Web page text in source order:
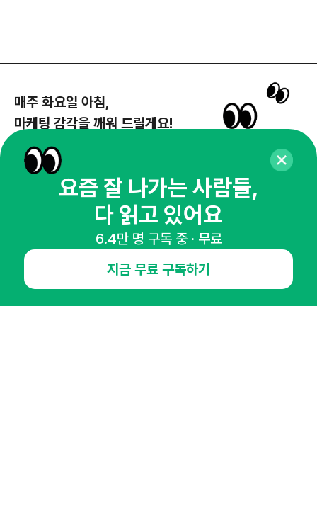
매주 화요일 아침,
마케팅 감각을 깨워 드릴게요!
뉴스레터 구독하기
오픈애즈란
요즘 잘 나가는 사람들,
다 읽고 있어요
6.4만 명 구독 중 · 무료
지금 무료 구독하기